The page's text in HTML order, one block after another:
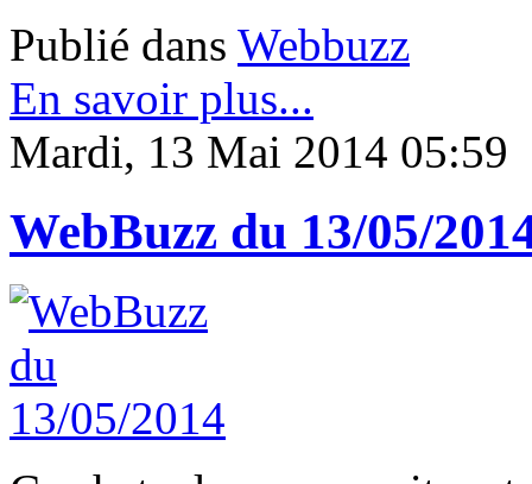
Publié dans Webbuzz
En savoir plus...
Mardi, 13 Mai 2014 05:59
WebBuzz du 13/05/